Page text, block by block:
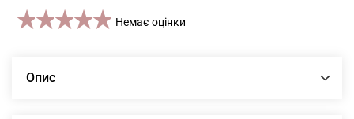
5 stars
4 stars
3 stars
2 stars
1 star Немає оцінки
Опис